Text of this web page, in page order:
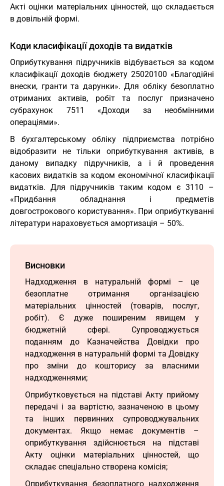
Акті оцінки матеріальних цінностей, що складається
в довільній формі.
Коди класифікації доходів та видатків
Оприбуткування підручників відбувається за кодом
класифікації доходів бюджету 25020100 «Благодійні
внески, гранти та дарунки». Для обліку безоплатно
отриманих активів, робіт та послуг призначено
субрахунок 7511 «Доходи за необмінними
операціями».
В бухгалтерському обліку підприємства потрібно
відобразити не тільки оприбуткування активів, в
даному випадку підручників, а і й проведення
касових видатків за кодом економічної класифікації
видатків. Для підручників таким кодом є 3110 –
«Придбання обладнання і предметів
довгострокового користування». При оприбуткуванні
літератури нараховується амортизація – 50%.
Висновки
Надходження в натуральній формі – це
безоплатне отримання організацією
матеріальних цінностей (товарів, послуг,
робіт). Є дуже поширеним явищем у
бюджетній сфері. Супроводжується
поданням до Казначейства Довідки про
надходження в натуральній формі та Довідку
про зміни до кошторису за власними
надходженнями;
Оприбутковується на підставі Акту прийому
передачі і за вартістю, зазначеною в цьому
та інших первинних супроводжувальних
документах. Якщо немає документів –
оприбуткування здійснюється на підставі
Акту оцінки матеріальних цінностей, що
складає спеціально створена комісія;
Оприбуткування безоплатного надходження